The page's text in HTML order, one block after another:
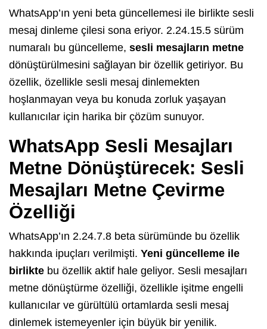
WhatsApp’ın yeni beta güncellemesi ile birlikte sesli
mesaj dinleme çilesi sona eriyor. 2.24.15.5 sürüm
numaralı bu güncelleme, sesli mesajların metne
dönüştürülmesini sağlayan bir özellik getiriyor. Bu
özellik, özellikle sesli mesaj dinlemekten
hoşlanmayan veya bu konuda zorluk yaşayan
kullanıcılar için harika bir çözüm sunuyor.
WhatsApp Sesli Mesajları
Metne Dönüştürecek: Sesli
Mesajları Metne Çevirme
Özelliği
WhatsApp’ın 2.24.7.8 beta sürümünde bu özellik
hakkında ipuçları verilmişti. Yeni güncelleme ile
birlikte bu özellik aktif hale geliyor. Sesli mesajları
metne dönüştürme özelliği, özellikle işitme engelli
kullanıcılar ve gürültülü ortamlarda sesli mesaj
dinlemek istemeyenler için büyük bir yenilik.